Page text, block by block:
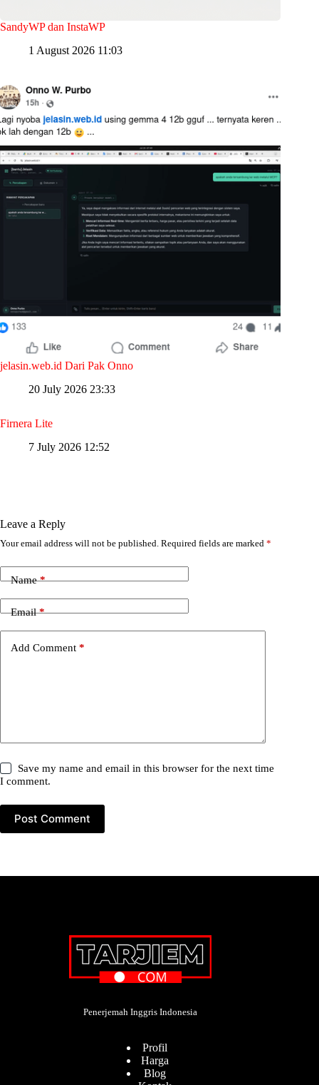
SandyWP dan InstaWP
1 August 2026 11:03
jelasin.web.id Dari Pak Onno
20 July 2026 23:33
Firnera Lite
7 July 2026 12:52
Leave a Reply
Your email address will not be published. Required fields are marked *
Name*
Email*
Add Comment *
Save my name and email in this browser for the next time
I comment.
Post Comment
Penerjemah Inggris Indonesia
Profil
Harga
Blog